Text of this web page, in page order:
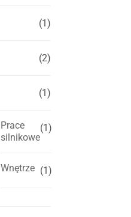
(1)
(2)
(1)
Prace
silnikowe
(1)
Wnętrze (1)